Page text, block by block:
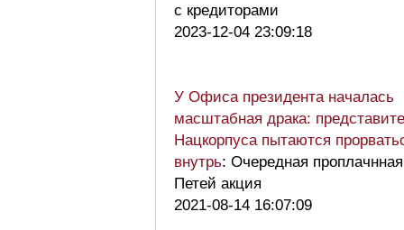
с кредиторами
2023-12-04 23:09:18
У Офиса президента началась
масштабная драка:
Нацкорпуса пытаются
внутрь: Очередная проплачнная
Петей акция
2021-08-14 16:07:09